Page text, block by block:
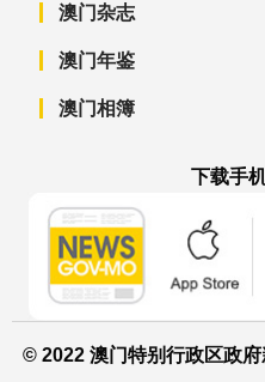
澳门杂志
澳门年鉴
澳门相簿
下载手
© 2022 澳门特别行政区政